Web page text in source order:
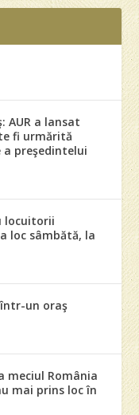
AUR a lansat
fi urmărită
preşedintelui
locuitorii
loc sâmbătă, la
un oraş
meciul România
mai prins loc în